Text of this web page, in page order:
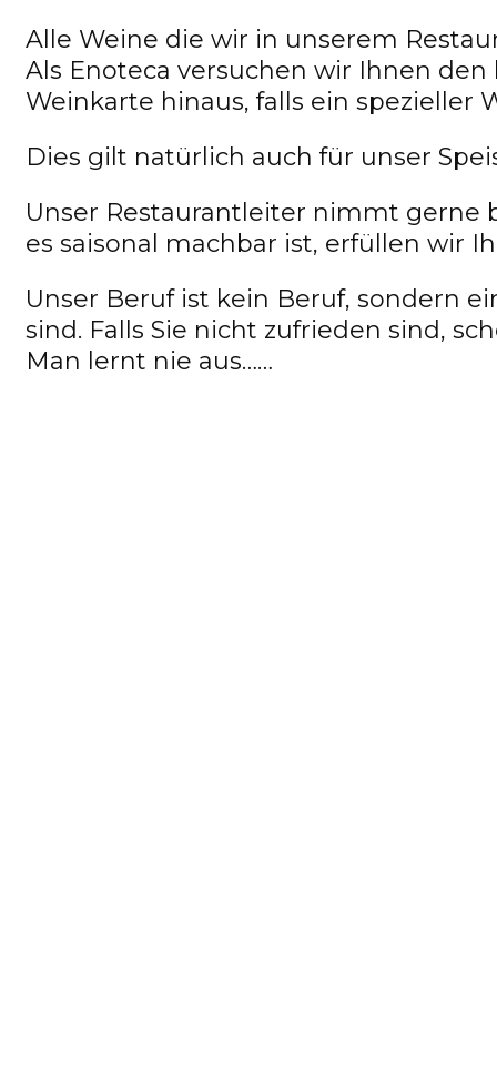
Alle Weine die wir in unserem
Als Enoteca versuchen wir Ihnen
Weinkarte hinaus, falls ein
Dies gilt natürlich auch für unser
Unser Restaurantleiter nimmt gerne
es saisonal machbar ist, erfüllen wir
Unser Beruf ist kein Beruf, sondern
sind. Falls Sie nicht zufrieden sind,
Man lernt nie aus……